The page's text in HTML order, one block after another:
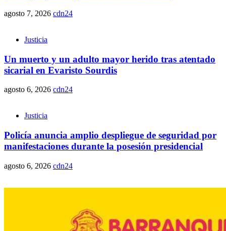
agosto 7, 2026 cdn24
Justicia
Un muerto y un adulto mayor herido tras atentado
sicarial en Evaristo Sourdis
agosto 6, 2026 cdn24
Justicia
Policía anuncia amplio despliegue de seguridad por
manifestaciones durante la posesión presidencial
agosto 6, 2026 cdn24